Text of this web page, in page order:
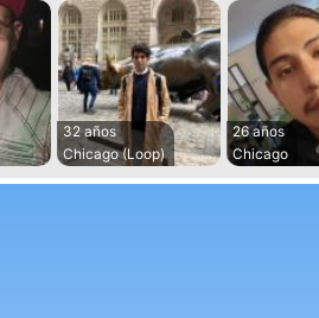
32 años
Chicago (Loop)
26 años
Chicago